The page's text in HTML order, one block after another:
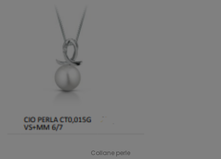
Collane perle